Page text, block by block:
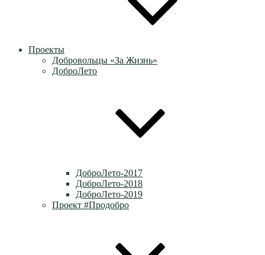
Проекты
Добровольцы «За Жизнь»
ДоброЛето
ДоброЛето-2017
ДоброЛето-2018
ДоброЛето-2019
Проект #Продобро